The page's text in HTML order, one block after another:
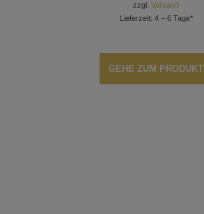
zzgl.Versand
Lieferzeit: 4 – 6 Tage*
GEHE ZUM PRODUKT